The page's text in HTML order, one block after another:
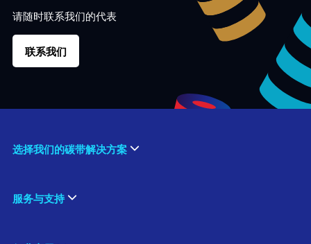
请随时联系我们的代表
联系我们
选择我们的碳带解决方案
服务与支持